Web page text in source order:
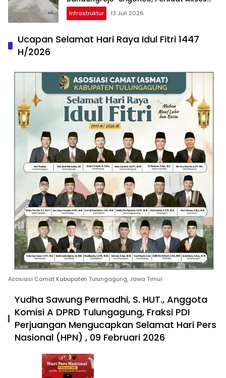
Wisata Malang Selatan
Infrastruktur 13 Juli 2026
Ucapan Selamat Hari Raya Idul Fitri 1447
H/2026
Asosiasi Camat Kabupaten Tulungagung, Jawa Timur
Yudha Sawung Permadhi, S. HUT., Anggota
Komisi A DPRD Tulungagung, Fraksi PDI
Perjuangan Mengucapkan Selamat Hari Pers
Nasional (HPN) , 09 Februari 2026